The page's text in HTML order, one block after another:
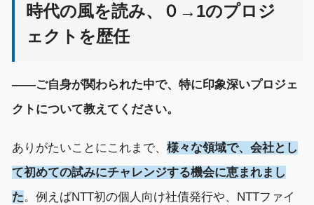
時代の風を読み、０→1のプロジ
ェクトを歴任
――ご自身が関わられた中で、特に印象深いプロジェ
クトについて教えてください。
ありがたいことにこれまで、 様々な領域で、会社とし
て初めての試みにチャレンジする機会に恵まれまし
た。例えばNTT初の個人向け社債発行や、NTTファイ